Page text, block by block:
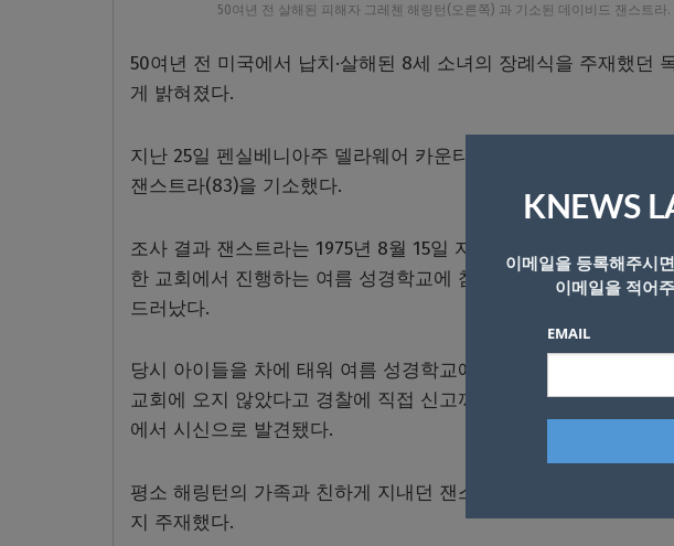
50여년 전 살해된 피해자 그레첸 해링턴(오른쪽) 과 기소된 데이비드 잰스트
50여년 전 미국에서 납치·살해된 8세 소녀의 장례식을 주재했던
게 밝혀졌다.
지난 25일 펜실베니아주 델라웨어 카운티 검찰이 48년 전 8세
잰스트라(83)을 기소했다.
조사 결과 잰스트라는 1975년 8월 15일 자신이 목회를 맡고 있던
한 교회에서 진행하는 여름 성경학교에 참석하러 가던 그레첸 해
드러났다.
당시 아이들을 차에 태워 여름 성경학교에 데려다주는 일을 담당
교회에 오지 않았다고 경찰에 직접 신고까지 한 것으로 알려졌
에서 시신으로 발견됐다.
평소 해링턴의 가족과 친하게 지내던 잰스트라는 실종된 그레천
지 주재했다.
KNEWS
이메일을 등록해주시
이메일을 적어
EMAIL